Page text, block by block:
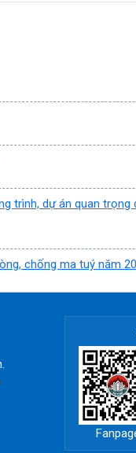
trình, dự án quan trọng
chống ma tuý năm